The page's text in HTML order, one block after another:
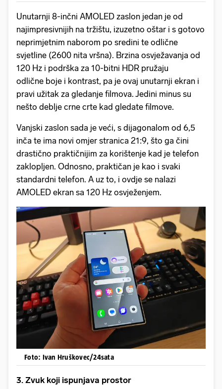
Unutarnji 8-inčni AMOLED zaslon jedan je od
najimpresivnijih na tržištu, izuzetno oštar i s gotovo
neprimjetnim naborom po sredini te odlične
svjetline (2600 nita vršna). Brzina osvježavanja od
120 Hz i podrška za 10-bitni HDR pružaju
odlične boje i kontrast, pa je ovaj unutarnji ekran i
pravi užitak za gledanje filmova. Jedini minus su
nešto deblje crne crte kad gledate filmove.
Vanjski zaslon sada je veći, s dijagonalom od 6,5
inča te ima novi omjer stranica 21:9, što ga čini
drastično praktičnijim za korištenje kad je telefon
zaklopljen. Odnosno, praktičan je kao i svaki
standardni telefon. A uz to, i ovdje se nalazi
AMOLED ekran sa 120 Hz osvježenjem.
Foto: Ivan Hruškovec/24sata
3. Zvuk koji ispunjava prostor